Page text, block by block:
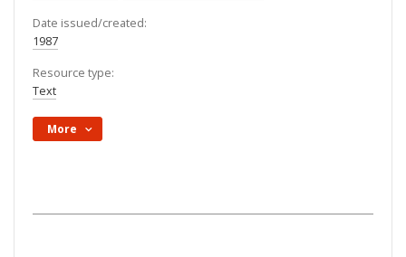
Date issued/created:
1987
Resource type:
Text
More